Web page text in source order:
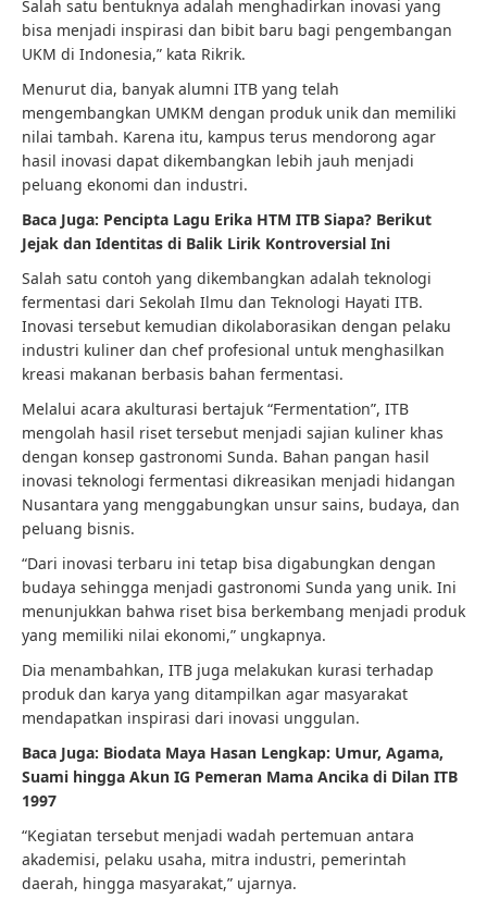
Salah satu bentuknya adalah menghadirkan inovasi yang
bisa menjadi inspirasi dan bibit baru bagi pengembangan
UKM di Indonesia,” kata Rikrik.
Menurut dia, banyak alumni ITB yang telah
mengembangkan UMKM dengan produk unik dan memiliki
nilai tambah. Karena itu, kampus terus mendorong agar
hasil inovasi dapat dikembangkan lebih jauh menjadi
peluang ekonomi dan industri.
Baca Juga: Pencipta Lagu Erika HTM ITB Siapa? Berikut
Jejak dan Identitas di Balik Lirik Kontroversial Ini
Salah satu contoh yang dikembangkan adalah teknologi
fermentasi dari Sekolah Ilmu dan Teknologi Hayati ITB.
Inovasi tersebut kemudian dikolaborasikan dengan pelaku
industri kuliner dan chef profesional untuk menghasilkan
kreasi makanan berbasis bahan fermentasi.
Melalui acara akulturasi bertajuk “Fermentation”, ITB
mengolah hasil riset tersebut menjadi sajian kuliner khas
dengan konsep gastronomi Sunda. Bahan pangan hasil
inovasi teknologi fermentasi dikreasikan menjadi hidangan
Nusantara yang menggabungkan unsur sains, budaya, dan
peluang bisnis.
“Dari inovasi terbaru ini tetap bisa digabungkan dengan
budaya sehingga menjadi gastronomi Sunda yang unik. Ini
menunjukkan bahwa riset bisa berkembang menjadi produk
yang memiliki nilai ekonomi,” ungkapnya.
Dia menambahkan, ITB juga melakukan kurasi terhadap
produk dan karya yang ditampilkan agar masyarakat
mendapatkan inspirasi dari inovasi unggulan.
Baca Juga: Biodata Maya Hasan Lengkap: Umur, Agama,
Suami hingga Akun IG Pemeran Mama Ancika di Dilan ITB
1997
“Kegiatan tersebut menjadi wadah pertemuan antara
akademisi, pelaku usaha, mitra industri, pemerintah
daerah, hingga masyarakat,” ujarnya.